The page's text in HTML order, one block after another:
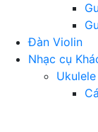
Đàn Violin
Nhạc cụ
Ukulele